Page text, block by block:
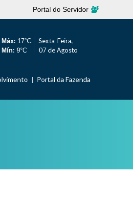
Portal do Servidor
Máx: 17°C
Mín: 9°C
Sexta-Feira,
07 de Agosto
Portal da Fazenda